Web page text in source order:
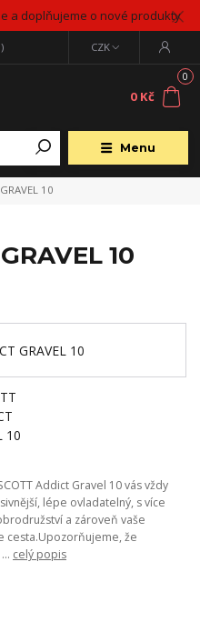
a doplňujeme o nové produkty
Menu
CZK
0
0 Kč
10
10
Addict Gravel 10 vás vždy
lépe ovladatelný, s více
a zároveň vaše
cesta.Upozorňujeme, že
celý popis